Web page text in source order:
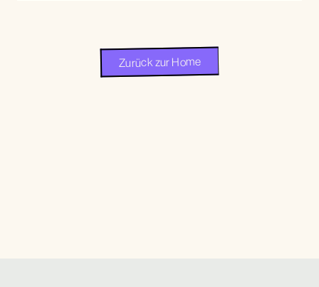
Zurück zur Home